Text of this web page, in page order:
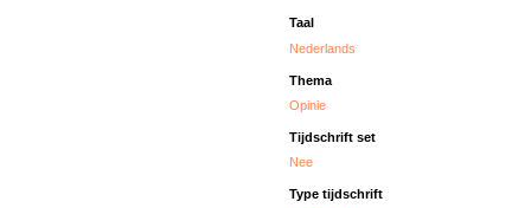
Taal
Nederlands
Thema
Opinie
Tijdschrift set
Nee
Type tijdschrift